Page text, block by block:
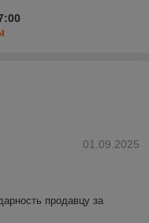
01.09.2025
продавцу за